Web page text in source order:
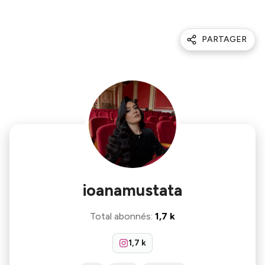
PARTAGER
ioanamustata
Total abonnés: 1,7 k
1,7 k